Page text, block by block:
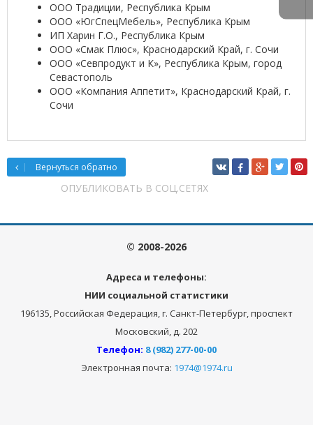
ООО Традиции, Республика Крым
ООО «ЮгСпецМебель», Республика Крым
ИП Харин Г.О., Республика Крым
ООО «Смак Плюс», Краснодарский Край, г. Сочи
ООО «Севпродукт и К», Республика Крым, город
Севастополь
ООО «Компания Аппетит», Краснодарский Край, г.
Сочи
Вернуться обратно
ОПУБЛИКОВАТЬ В СОЦ.СЕТЯХ
© 2008-2026
Адреса и телефоны:
НИИ социальной статистики
196135, Российская Федерация, г. Санкт-Петербург, проспект
Московский, д. 202
Телефон: 8 (982) 277-00-00
Электронная почта: 1974@1974.ru